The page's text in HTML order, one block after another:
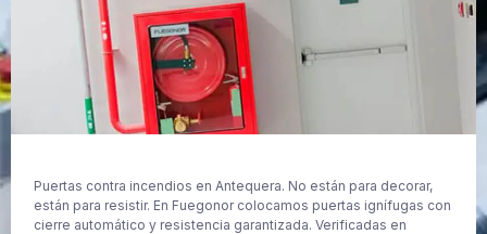
Puertas contra incendios en Antequera. No están para decorar,
están para resistir. En Fuegonor colocamos puertas ignífugas con
cierre automático y resistencia garantizada. Verificadas en